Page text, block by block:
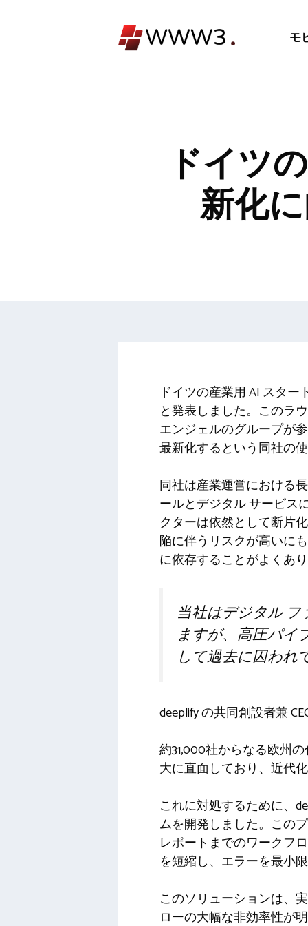
モ
ドイツ
新化
ドイツの産業用 AI スタ
と発表しました。このラ
エンジェルのグループが
最新化するという同社の
同社は産業運営における
ールとデジタル サービス
クターは依然として断片
陥に伴うリスクが高いに
に依存することがよくあ
当社はデジタル
ますが、高圧パイ
して過去に囚われ
deeplify の共同創設者兼
約31,000社からなる欧州
大に直面しており、近代
これに対処するために、
ムを開発しました。この
レポートまでのワークフ
を短縮し、エラーを最小
このソリューションは、
ローの大幅な非効率性が